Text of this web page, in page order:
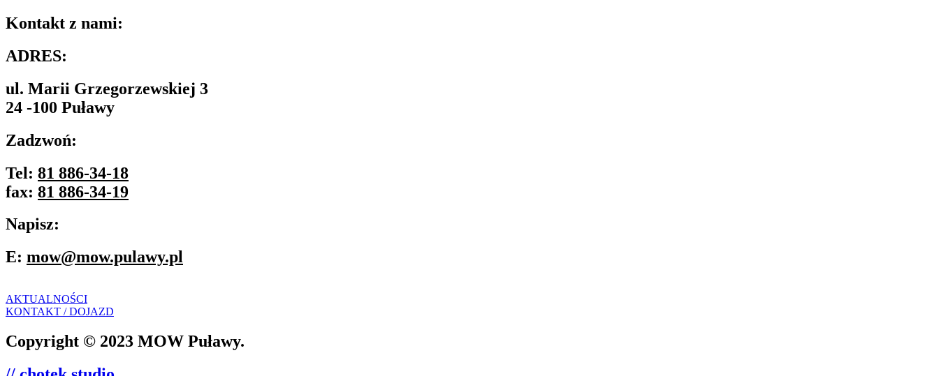
Kontakt z nami:
ADRES:
ul. Marii Grzegorzewskiej 3
24 -100 Puławy
Zadzwoń:
Tel: 81 886-34-18
fax: 81 886-34-19
Napisz:
E: mow@mow.pulawy.pl
AKTUALNOŚCI
KONTAKT / DOJAZD
Copyright © 2023 MOW Puławy.